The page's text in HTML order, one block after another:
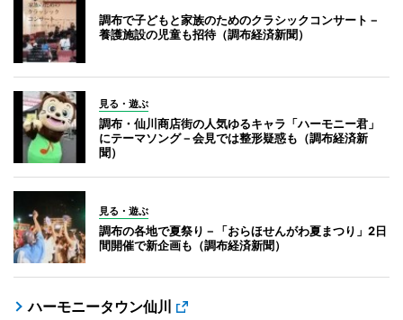
調布で子どもと家族のためのクラシックコンサート－
養護施設の児童も招待（調布経済新聞）
見る・遊ぶ
調布・仙川商店街の人気ゆるキャラ「ハーモニー君」
にテーマソング－会見では整形疑惑も（調布経済新
聞）
見る・遊ぶ
調布の各地で夏祭り－「おらほせんがわ夏まつり」2日
間開催で新企画も（調布経済新聞）
ハーモニータウン仙川